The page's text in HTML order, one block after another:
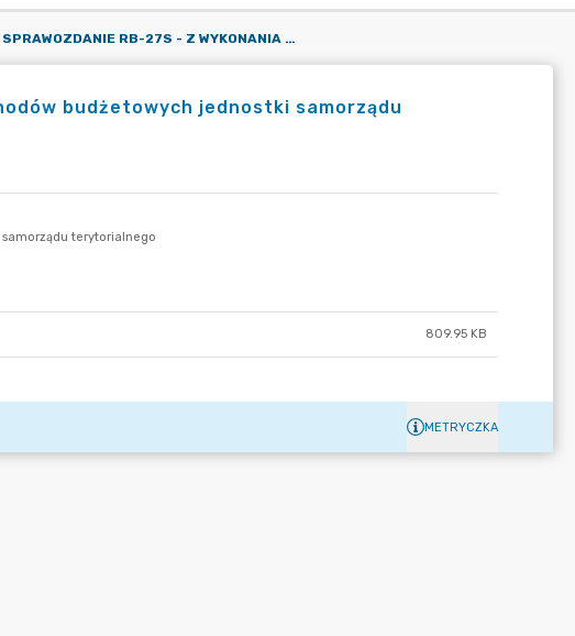
SPRAWOZDANIE RB-27S - Z WYKONANIA PLANU DOCHODÓW BUDŻETOWYCH JEDNOSTKI SAMORZĄDU TERYTORIALNEGO
budżetowych jednostki samorządu
809.95 KB
METRYCZKA